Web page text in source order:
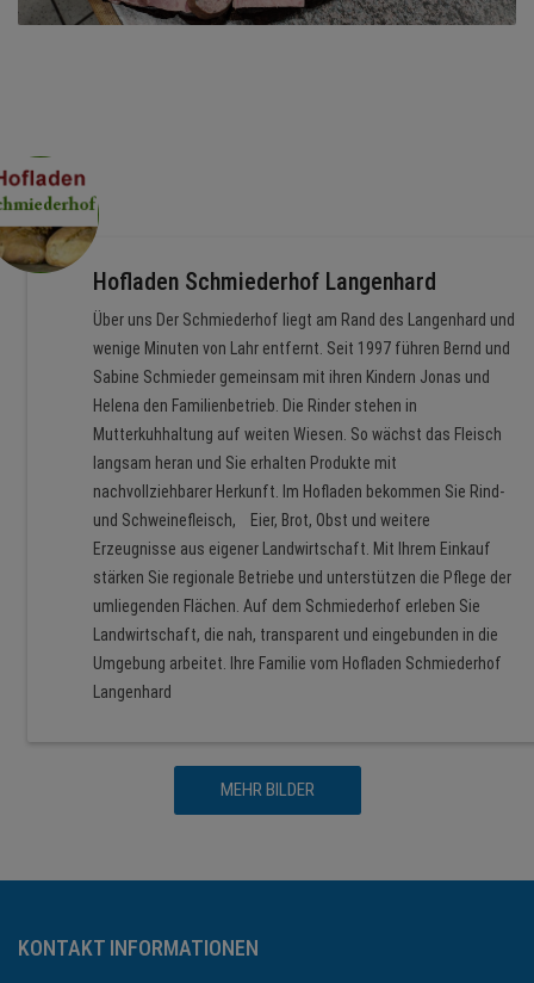
Hofladen Schmiederhof Langenhard
Über uns Der Schmiederhof liegt am Rand des Langenhard und
wenige Minuten von Lahr entfernt. Seit 1997 führen Bernd und
Sabine Schmieder gemeinsam mit ihren Kindern Jonas und
Helena den Familienbetrieb. Die Rinder stehen in
Mutterkuhhaltung auf weiten Wiesen. So wächst das Fleisch
langsam heran und Sie erhalten Produkte mit
nachvollziehbarer Herkunft. Im Hofladen bekommen Sie Rind-
und Schweinefleisch, Eier, Brot, Obst und weitere
Erzeugnisse aus eigener Landwirtschaft. Mit Ihrem Einkauf
stärken Sie regionale Betriebe und unterstützen die Pflege der
umliegenden Flächen. Auf dem Schmiederhof erleben Sie
Landwirtschaft, die nah, transparent und eingebunden in die
Umgebung arbeitet. Ihre Familie vom Hofladen Schmiederhof
Langenhard
MEHR BILDER
KONTAKT INFORMATIONEN